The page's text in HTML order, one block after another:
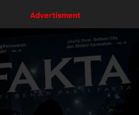
Advertisment